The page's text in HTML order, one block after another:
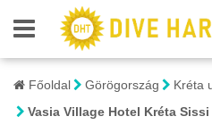
Főoldal Görögország
Kréta
Vasia Village Hotel Kréta Sissi